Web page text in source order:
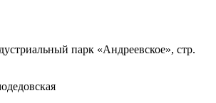
парк «Андреевское», стр.